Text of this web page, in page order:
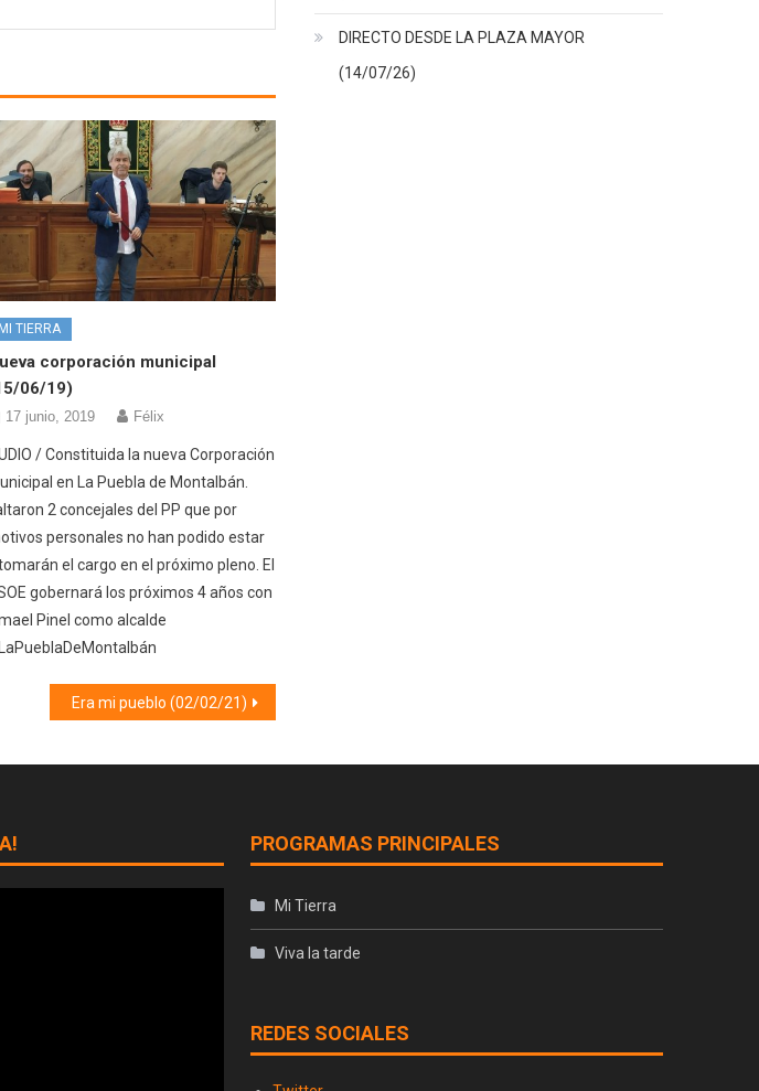
MI TIERRA
corporación municipal
06/19)
17 junio, 2019 Félix
/ Constituida la nueva Corporación
en La Puebla de Montalbán.
2 concejales del PP que por
personales no han podido estar
el cargo en el próximo pleno. El
gobernará los próximos 4 años con
Pinel como alcalde
Era mi pueblo (02/02/21)
DIRECTO DESDE LA PLAZA MAYOR
(14/07/26)
PROGRAMAS PRINCIPALES
Mi Tierra
Viva la tarde
REDES SOCIALES